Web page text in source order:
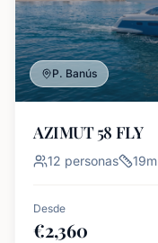
P. Banús
AZIMUT 58 FLY
12 personas 19m
Desde
€2,360